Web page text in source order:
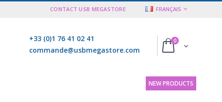
LANGUEFRANÇAIS
CONTACT USB MEGASTORE
Cart
0articles
+33 (0)1 76 41 02 41
commande@usbmegastore.com
NEW PRODUCTS